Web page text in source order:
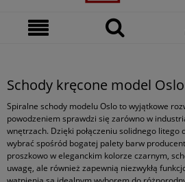
Schody kręcone model Oslo
Spiralne schody modelu Oslo to wyjątkowe
powodzeniem sprawdzi się zarówno w
wnętrzach. Dzięki połączeniu solidnego litego
wybrać spośród bogatej palety barw
proszkowo w eleganckim kolorze czarnym,
uwagę, ale również zapewnią niezwykłą